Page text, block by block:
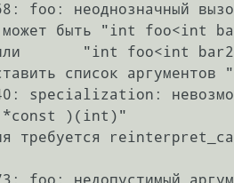
неоднозначный вызов
specialization:
)(int)"